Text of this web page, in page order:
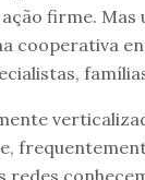
firme. Mas
cooperativa